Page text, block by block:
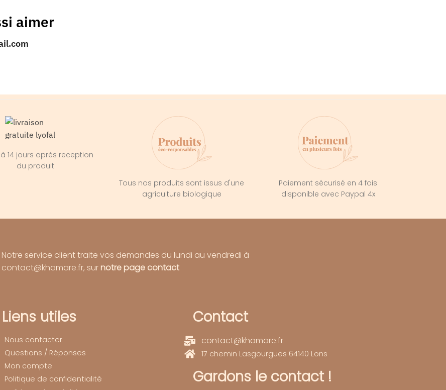
aimer
14 jours après reception
du produit
Tous nos produits sont issus d'une
agriculture biologique
Paiement sécurisé en 4 fois
disponible avec Paypal 4x
Notre service client traite vos demandes du lundi au vendredi à
contact@khamare.fr, sur notre page contact
Liens utiles
Nous contacter
Questions / Réponses
Mon compte
Politique de confidentialité
Contact
contact@khamare.fr
17 chemin Lasgourgues 64140 Lons
Gardons le contact !